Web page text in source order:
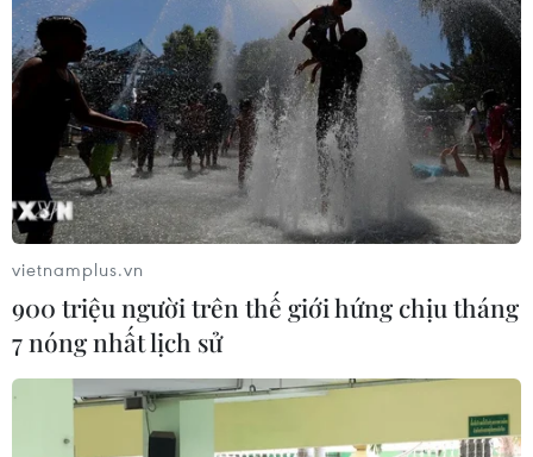
niệm 500 năm tuổi bằng Đại Nhạc hội sôi động,
rực rỡ và hoành tráng, hoạt động chính trong
chuỗi các hoạt động diễn ra trong vòng 1 tháng.
vietnamplus.vn
900 triệu người trên thế giới hứng chịu tháng
7 nóng nhất lịch sử